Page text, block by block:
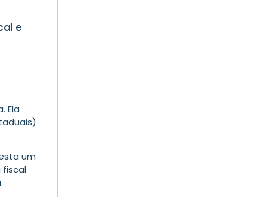
e
Ela
um
fiscal